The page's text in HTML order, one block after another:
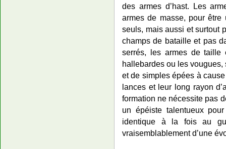
des armes d’hast. Les
armes de masse, pour
seuls, mais aussi et surtout
champs de bataille et pas
serrés, les armes de
hallebardes ou les
et de simples épées à
lances et leur long rayon
formation ne nécessite pas
un épéiste talentueux
identique à la fois au
vraisemblablement d’une